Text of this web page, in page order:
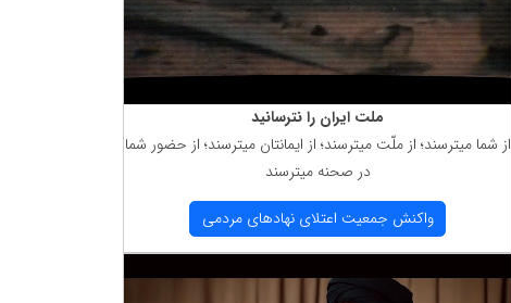
ملت ایران را نترسانید
از شما میترسند؛ از ملّت میترسند؛ از ایمانتان میترسند؛ از حضور شما
در صحنه میترسند
واكنش جمعیت اعتلای نهادهای مردمی